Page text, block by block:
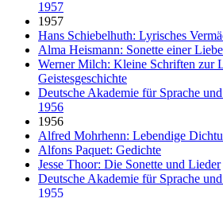
1957
1957
Hans Schiebelhuth: Lyrisches
Alma Heismann: Sonette einer
Werner Milch: Kleine Schriften zur
Geistesgeschichte
Deutsche Akademie für Sprache
1956
1956
Alfred Mohrhenn: Lebendige
Alfons Paquet: Gedichte
Jesse Thoor: Die Sonette und Lieder
Deutsche Akademie für Sprache
1955